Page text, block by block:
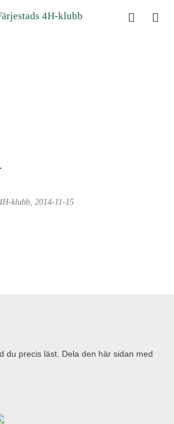
4H-klubb
klubb, 2014-11-15
du precis läst. Dela den här sidan med